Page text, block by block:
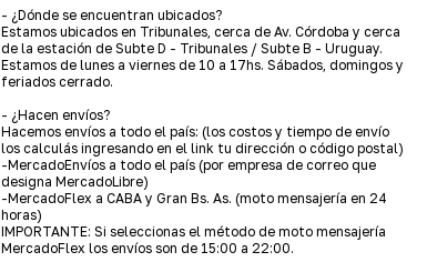
- ¿Dónde se encuentran ubicados?
Estamos ubicados en Tribunales, cerca de Av. Córdoba y cerca
de la estación de Subte D - Tribunales / Subte B - Uruguay.
Estamos de lunes a viernes de 10 a 17hs. Sábados, domingos y
feriados cerrado.
- ¿Hacen envíos?
Hacemos envíos a todo el país: (los costos y tiempo de envío
los calculás ingresando en el link tu dirección o código postal)
-MercadoEnvíos a todo el país (por empresa de correo que
designa MercadoLibre)
-MercadoFlex a CABA y Gran Bs. As. (moto mensajería en 24
horas)
IMPORTANTE: Si seleccionas el método de moto mensajería
MercadoFlex los envíos son de 15:00 a 22:00.